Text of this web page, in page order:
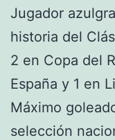
Jugador
historia del
2 en Copa del
España y 1 en
Máximo
selección